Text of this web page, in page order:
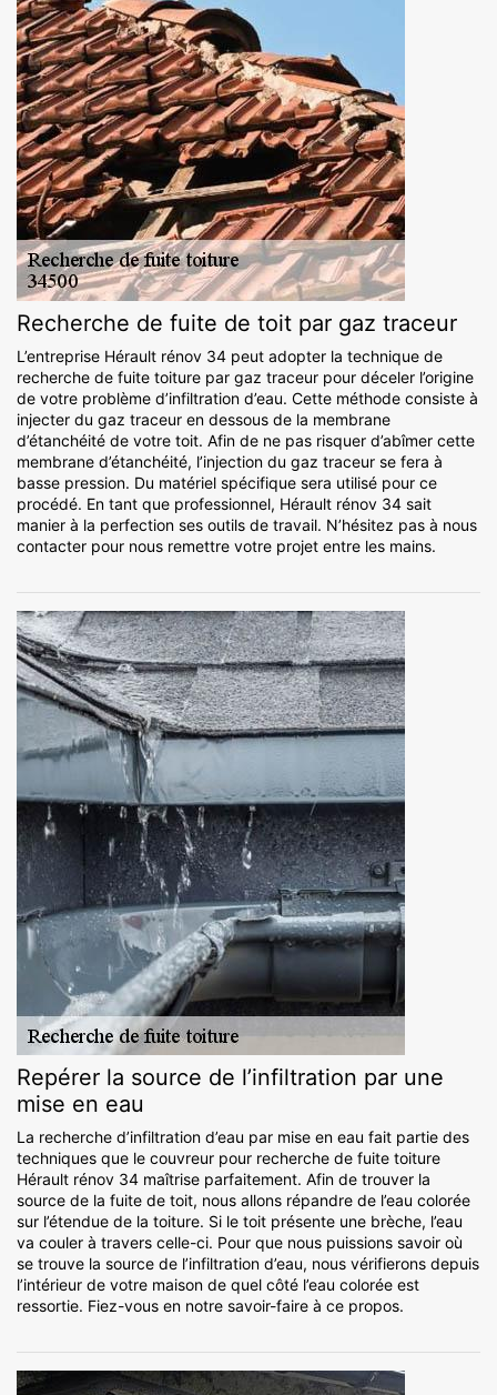
Recherche de fuite de toit par gaz traceur
L’entreprise Hérault rénov 34 peut adopter la technique de
recherche de fuite toiture par gaz traceur pour déceler l’origine
de votre problème d’infiltration d’eau. Cette méthode consiste à
injecter du gaz traceur en dessous de la membrane
d’étanchéité de votre toit. Afin de ne pas risquer d’abîmer cette
membrane d’étanchéité, l’injection du gaz traceur se fera à
basse pression. Du matériel spécifique sera utilisé pour ce
procédé. En tant que professionnel, Hérault rénov 34 sait
manier à la perfection ses outils de travail. N’hésitez pas à nous
contacter pour nous remettre votre projet entre les mains.
Repérer la source de l’infiltration par une
mise en eau
La recherche d’infiltration d’eau par mise en eau fait partie des
techniques que le couvreur pour recherche de fuite toiture
Hérault rénov 34 maîtrise parfaitement. Afin de trouver la
source de la fuite de toit, nous allons répandre de l’eau colorée
sur l’étendue de la toiture. Si le toit présente une brèche, l’eau
va couler à travers celle-ci. Pour que nous puissions savoir où
se trouve la source de l’infiltration d’eau, nous vérifierons depuis
l’intérieur de votre maison de quel côté l’eau colorée est
ressortie. Fiez-vous en notre savoir-faire à ce propos.